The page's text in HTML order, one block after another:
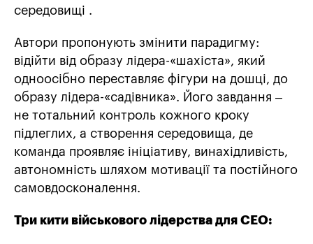
середовищі .
Автори пропонують змінити парадигму:
відійти від образу лідера-«шахіста», який
одноосібно переставляє фігури на дошці, до
образу лідера-«садівника». Його завдання –
не тотальний контроль кожного кроку
підлеглих, а створення середовища, де
команда проявляє ініціативу, винахідливість,
автономність шляхом мотивації та постійного
самовдосконалення.
Три кити військового лідерства для СЕО: